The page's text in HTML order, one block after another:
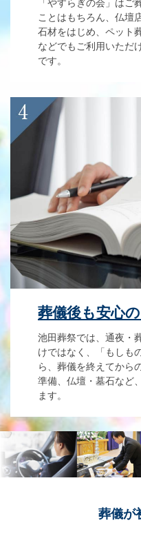
「やすらぎの会」はご
ことはもちろん、仏壇
石材をはじめ、ペット
などでもご利用いただ
です。
葬儀後も安心
池田葬祭では、通夜・
けではなく、「もしも
ら、葬儀を終えてから
準備、仏壇・墓石など
ます。
葬儀が